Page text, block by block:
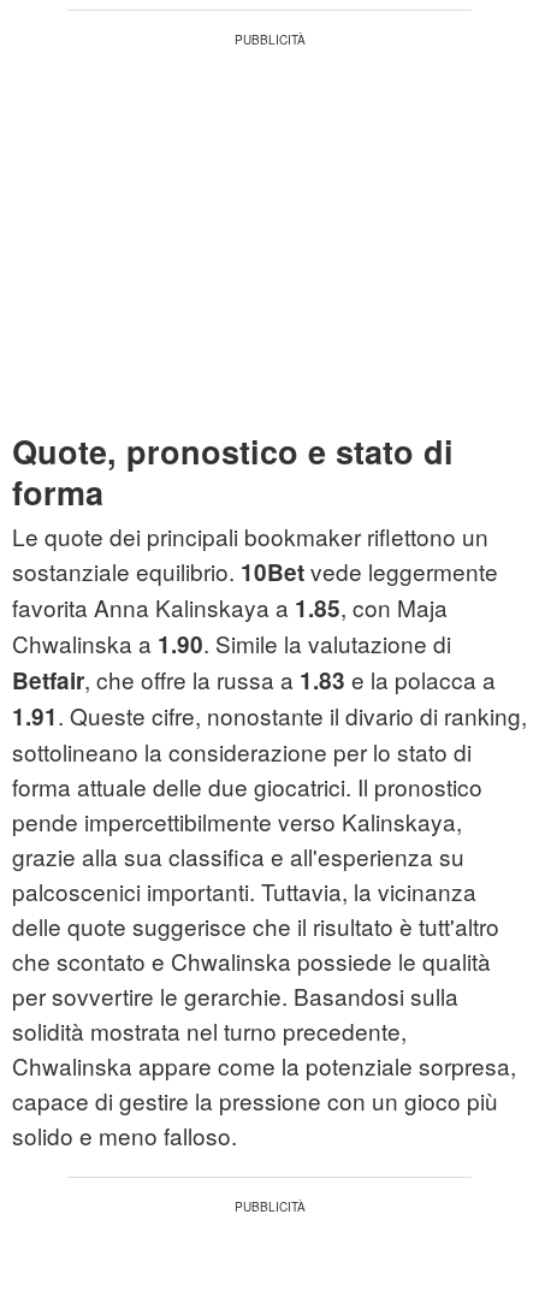
Quote, pronostico e stato di
forma
Le quote dei principali bookmaker riflettono un
sostanziale equilibrio. 10Betvede leggermente
favorita Anna Kalinskaya a 1.85, con Maja
Chwalinska a 1.90. Simile la valutazione di
Betfair, che offre la russa a 1.83 e la polacca a
1.91. Queste cifre, nonostante il divario di ranking,
sottolineano la considerazione per lo stato di
forma attuale delle due giocatrici. Il pronostico
pende impercettibilmente verso Kalinskaya,
grazie alla sua classifica e all'esperienza su
palcoscenici importanti. Tuttavia, la vicinanza
delle quote suggerisce che il risultato è tutt'altro
che scontato e Chwalinska possiede le qualità
per sovvertire le gerarchie. Basandosi sulla
solidità mostrata nel turno precedente,
Chwalinska appare come la potenziale sorpresa,
capace di gestire la pressione con un gioco più
solido e meno falloso.